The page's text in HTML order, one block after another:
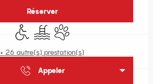
Réserver
Accès handicapés
PiscineAnimaux acceptés
+ 26 autre(s) prestation(s)
Appeler